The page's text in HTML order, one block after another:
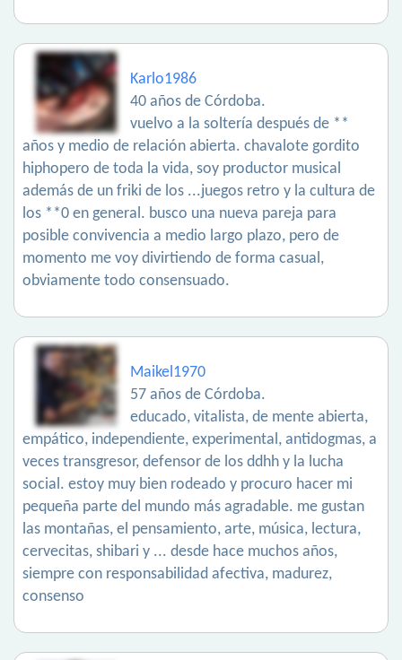
Karlo1986
40 años de Córdoba.
vuelvo a la soltería después de **
años y medio de relación abierta. chavalote gordito
hiphopero de toda la vida, soy productor musical
además de un friki de los ...juegos retro y la cultura de
los **0 en general. busco una nueva pareja para
posible convivencia a medio largo plazo, pero de
momento me voy divirtiendo de forma casual,
obviamente todo consensuado.
Maikel1970
57 años de Córdoba.
educado, vitalista, de mente abierta,
empático, independiente, experimental, antidogmas, a
veces transgresor, defensor de los ddhh y la lucha
social. estoy muy bien rodeado y procuro hacer mi
pequeña parte del mundo más agradable. me gustan
las montañas, el pensamiento, arte, música, lectura,
cervecitas, shibari y ... desde hace muchos años,
siempre con responsabilidad afectiva, madurez,
consenso